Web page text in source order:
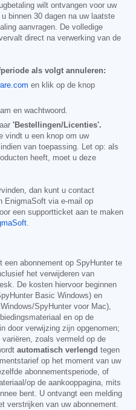
wilt ontvangen voor uw
binnen 30 dagen na uw laatste
aanvragen. De volledige
direct na verwerking van de
als volgt annuleren:
en klik op de knop
en wachtwoord.
'Bestellingen/Licenties'.
vindt u een knop om uw
van toepassing. Let op: als
heeft, moet u deze
dan kunt u contact
EnigmaSoft via e-mail op
een supportticket aan te maken
.
abonnement op SpyHunter te
het verwijderen van
De kosten hiervoor beginnen
Basic Windows) en
SpyHunter voor Mac),
en op de
door verwijzing zijn opgenomen;
zoals vermeld op de
automatisch verlengd tegen
op het moment van uw
abonnementsperiode, of
op de aankooppagina, mits
bent. U ontvangt een melding
verstrijken van uw abonnement.